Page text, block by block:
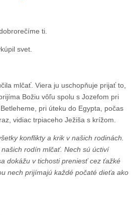
ti.
svet.
mlčať. Viera ju uschopňuje prijať to,
Božiu vôľu spolu s Jozefom pri
pri úteku do Egypta, počas
vidiac trpiaceho Ježiša s krížom.
konflikty a krik v našich rodinách.
rodín mlčať. Nech sú úctiví
dokážu v tichosti preniesť cez ťažké
nech prijímajú každé počaté dieťa ako